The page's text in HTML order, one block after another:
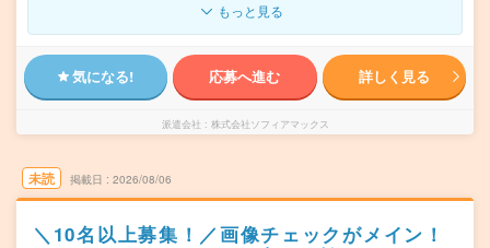
もっと見る
気になる! 応募へ進む 詳しく見る
派遣会社 株式会社ソフィアマックス
未読 掲載日 2026/08/06
＼10名以上募集！／画像チェックがメイン！